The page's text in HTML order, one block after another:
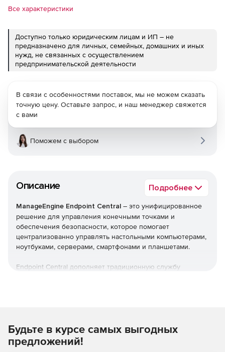
Все характеристики
Доступно только юридическим лицам и ИП – не
предназначено для личных, семейных, домашних и иных
нужд, не связанных с осуществлением
предпринимательской деятельности
Описание Подробнее
ManageEngine Endpoint Central – это унифицированное
решение для управления конечными точками и
обеспечения безопасности, которое помогает
централизованно управлять настольными компьютерами,
ноутбуками, серверами, смартфонами и планшетами.
Endpoint Central дополняет традиционную службу
образов и развертывание ОС. Кроме того,решение
позволяет управлять активами и лицензиями на ПО,
отслеживать статистику использования ПО, управлять
В связи с особенностями поставок, мы не можем сказать
точную цену. Оставьте запрос, и наш менеджер свяжется
с вами
Поможем с выбором
Будьте в курсе самых выгодных
предложений!